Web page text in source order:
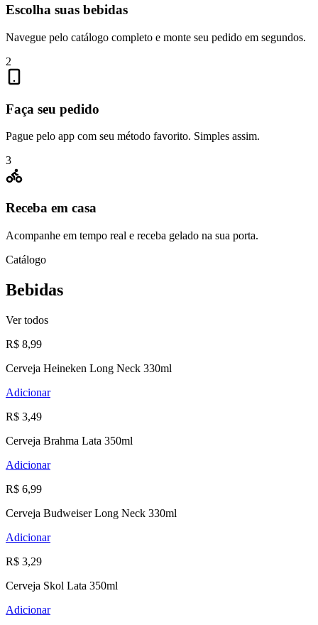
Escolha suas bebidas
Navegue pelo catálogo completo e monte seu pedido em segundos.
2
Faça seu pedido
Pague pelo app com seu método favorito. Simples assim.
3
Receba em casa
Acompanhe em tempo real e receba gelado na sua porta.
Catálogo
Bebidas
Ver todos
R$ 8,99
Cerveja Heineken Long Neck 330ml
Adicionar
R$ 3,49
Cerveja Brahma Lata 350ml
Adicionar
R$ 6,99
Cerveja Budweiser Long Neck 330ml
Adicionar
R$ 3,29
Cerveja Skol Lata 350ml
Adicionar